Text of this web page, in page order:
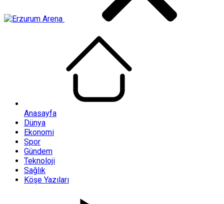
Anasayfa
Dünya
Ekonomi
Spor
Gündem
Teknoloji
Sağlık
Köşe Yazıları